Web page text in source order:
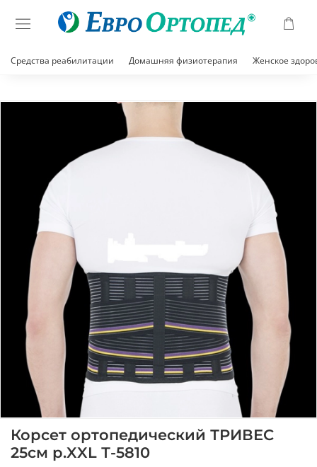
Средства реабилитации Домашняя физиотерапия Женское
Корсет ортопедический ТРИВЕС
25см р.XXL Т-5810